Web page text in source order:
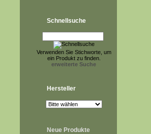
Schnellsuche
Verwenden Sie Stichworte, um
ein Produkt zu finden.
erweiterte Suche
Hersteller
Neue Produkte